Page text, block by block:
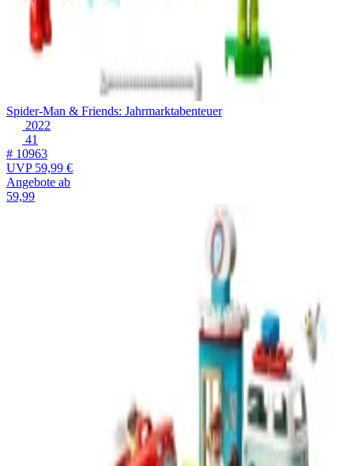
Spider-Man & Friends: Jahrmarktabenteuer
2022
41
# 10963
UVP59,99 €
Angebote ab
59,99